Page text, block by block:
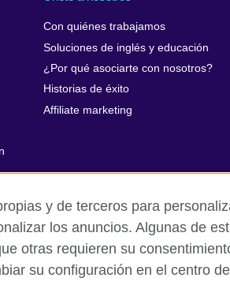
Con quiénes trabajamos
Soluciones de inglés y educación
¿Por qué asociarte con nosotros?
Historias de éxito
Affiliate marketing
de privacidad y condiciones de uso
y de terceros para
los anuncios. Algunas de
otras requieren su
su configuración en el centro